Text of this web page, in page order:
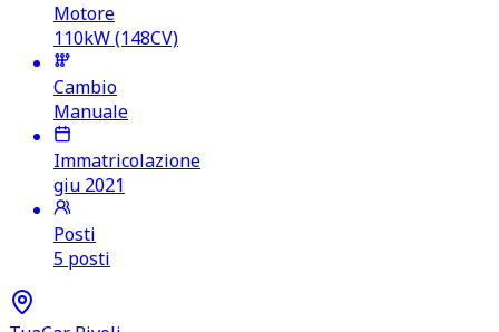
Motore
110kW (148CV)
Cambio
Manuale
Immatricolazione
giu 2021
Posti
5 posti